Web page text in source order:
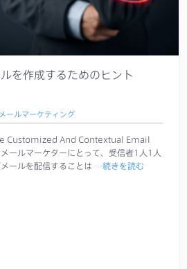
を作成するためのヒント
メールマーケティング
Customized And Contextual Email
ールマーケターにとって、受信者1人1人
ールを配信することは …続きを読む